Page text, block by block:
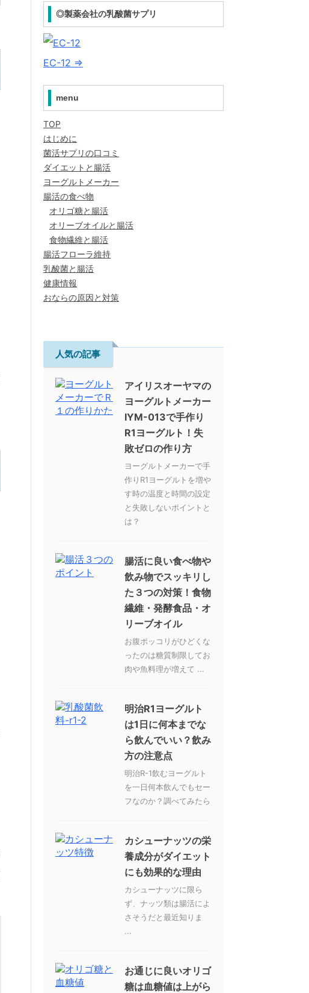
◎製薬会社の乳酸菌サプリ
EC-12 ⇒
menu
TOP
はじめに
菌活サプリの口コミ
ダイエットと腸活
ヨーグルトメーカー
腸活の食べ物
オリゴ糖と腸活
オリーブオイルと腸活
食物繊維と腸活
腸活フローラ維持
乳酸菌と腸活
健康情報
おならの原因と対策
人気の記事
アイリスオーヤマの
ヨーグルトメーカー
IYM-013で手作り
R1ヨーグルト！失
敗ゼロの作り方
ヨーグルトメーカーで手
作りR1ヨーグルトを増や
す時の温度と時間の設定
と失敗しないポイントと
は？
腸活に良い食べ物や
飲み物でスッキリし
た３つの対策！食物
繊維・発酵食品・オ
リーブオイル
お腹ポッコリがひどくな
ったのは糖質制限してお
肉や魚料理が増えて ...
明治R1ヨーグルト
は1日に何本までな
ら飲んでいい？飲み
方の注意点
明治R-1飲むヨーグルト
を一日何本飲んでもセー
フなのか？調べてみたら
カシューナッツの栄
養成分がダイエット
にも効果的な理由
カシューナッツに限ら
ず、ナッツ類は腸活によ
さそうだと最近知りま
...
お通じに良いオリゴ
糖は血糖値は上がら